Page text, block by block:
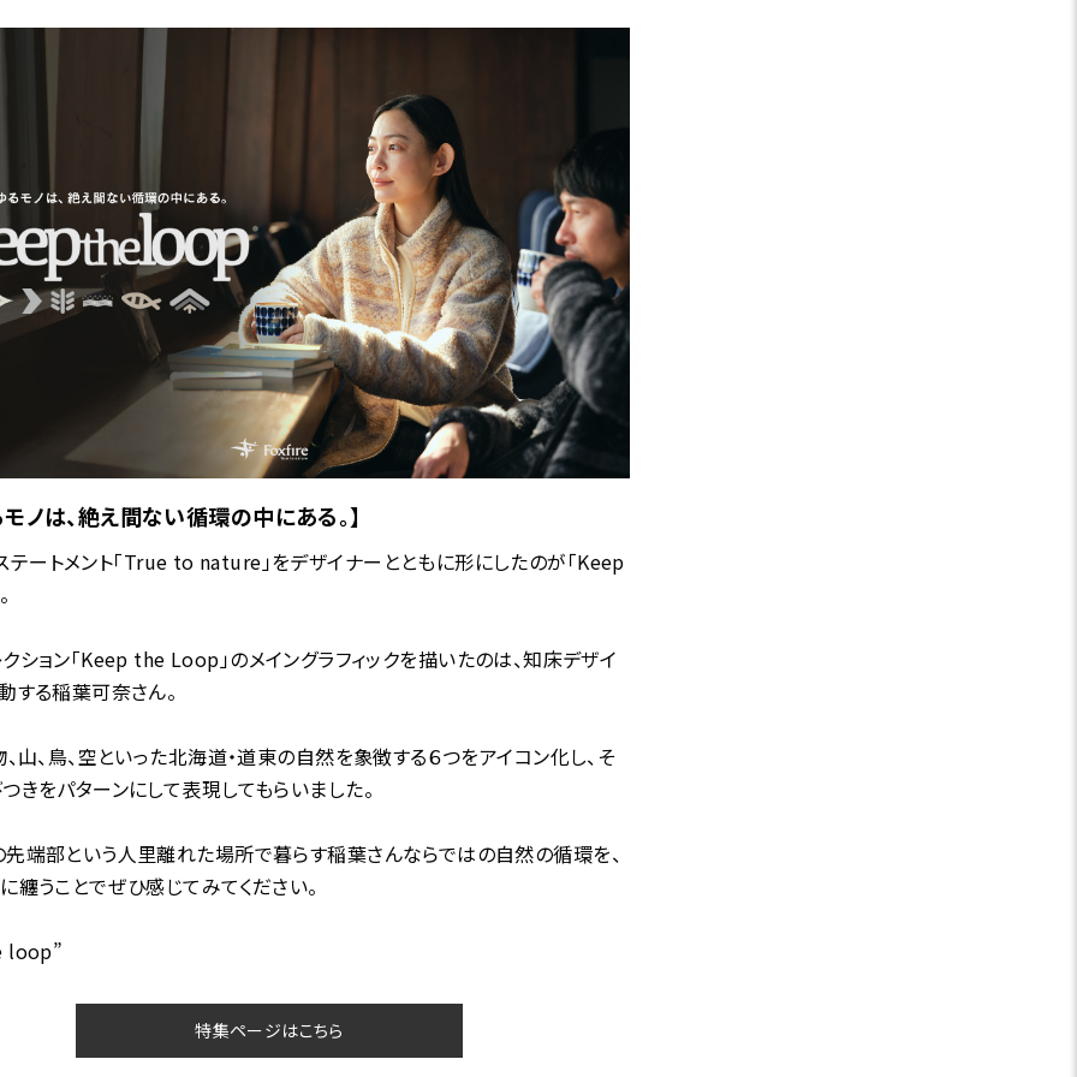
ノは、絶え間ない循環の中にある。】
ートメント「True to nature」をデザイナーとともに形にしたのが「Keep
ション「Keep the Loop」のメイングラフィックを描いたのは、知床デザイ
する稲葉可奈さん。
、山、鳥、空といった北海道・道東の自然を象徴する６つをアイコン化し、そ
きをパターンにして表現してもらいました。
端部という人里離れた場所で暮らす稲葉さんならではの自然の循環を、
纏うことでぜひ感じてみてください。
loop”
特集ページはこちら